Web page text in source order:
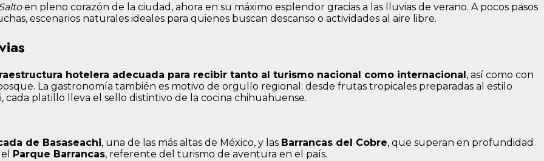
en pleno corazón de la ciudad, ahora en su máximo esplendor gracias a las lluvias de verano. A pocos pasos
escenarios naturales ideales para quienes buscan descanso o actividades al aire libre.
hotelera adecuada para recibir tanto al turismo nacional como internacional , así como con
La gastronomía también es motivo de orgullo regional: desde frutas tropicales preparadas al estilo
cada platillo lleva el sello distintivo de la cocina chihuahuense.
de Basaseachi, una de las más altas de México, y las Barrancas del Cobre, que superan en profundidad
Parque Barrancas, referente del turismo de aventura en el país.